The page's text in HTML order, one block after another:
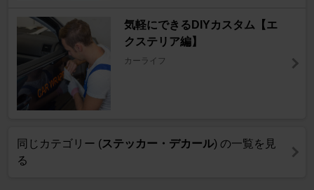
気軽にできるDIYカスタム【エ
クステリア編】
カーライフ
同じカテゴリー (ステッカー・デカール) の一覧を見
る